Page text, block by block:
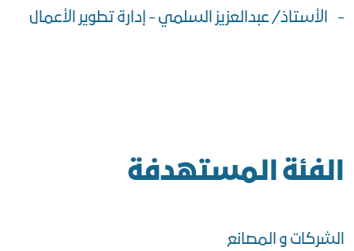
- الأستاذ/ عبدالعزيز السلمي - إدارة تطوير الأعمال
الفئة المستهدفة
الشركات و المصانع